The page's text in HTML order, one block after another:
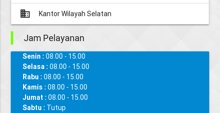
business Kantor Wilayah Selatan
Jam Pelayanan
Senin :08.00 - 15.00
Selasa :08.00 - 15.00
Rabu :08.00 - 15.00
Kamis :08.00 - 15.00
Jumat :08.00 - 15.00
Sabtu : Tutup